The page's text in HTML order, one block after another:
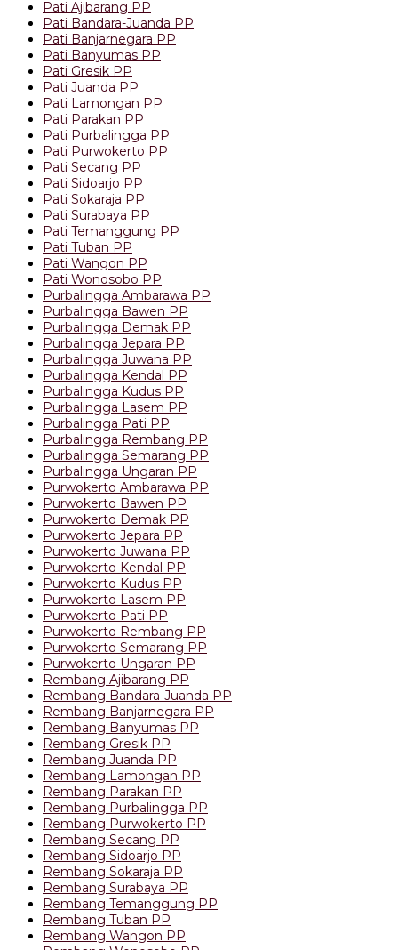
Pati Ajibarang PP
Pati Bandara-Juanda PP
Pati Banjarnegara PP
Pati Banyumas PP
Pati Gresik PP
Pati Juanda PP
Pati Lamongan PP
Pati Parakan PP
Pati Purbalingga PP
Pati Purwokerto PP
Pati Secang PP
Pati Sidoarjo PP
Pati Sokaraja PP
Pati Surabaya PP
Pati Temanggung PP
Pati Tuban PP
Pati Wangon PP
Pati Wonosobo PP
Purbalingga Ambarawa PP
Purbalingga Bawen PP
Purbalingga Demak PP
Purbalingga Jepara PP
Purbalingga Juwana PP
Purbalingga Kendal PP
Purbalingga Kudus PP
Purbalingga Lasem PP
Purbalingga Pati PP
Purbalingga Rembang PP
Purbalingga Semarang PP
Purbalingga Ungaran PP
Purwokerto Ambarawa PP
Purwokerto Bawen PP
Purwokerto Demak PP
Purwokerto Jepara PP
Purwokerto Juwana PP
Purwokerto Kendal PP
Purwokerto Kudus PP
Purwokerto Lasem PP
Purwokerto Pati PP
Purwokerto Rembang PP
Purwokerto Semarang PP
Purwokerto Ungaran PP
Rembang Ajibarang PP
Rembang Bandara-Juanda PP
Rembang Banjarnegara PP
Rembang Banyumas PP
Rembang Gresik PP
Rembang Juanda PP
Rembang Lamongan PP
Rembang Parakan PP
Rembang Purbalingga PP
Rembang Purwokerto PP
Rembang Secang PP
Rembang Sidoarjo PP
Rembang Sokaraja PP
Rembang Surabaya PP
Rembang Temanggung PP
Rembang Tuban PP
Rembang Wangon PP